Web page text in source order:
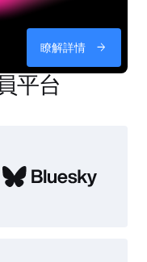
瞭解詳情 arrow_forward
平台